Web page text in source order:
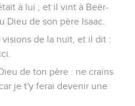
à lui ; et il vint à Beër-
Dieu de son père Isaac.
visions de la nuit, et il dit :
de ton père : ne crains
je t'y ferai devenir une